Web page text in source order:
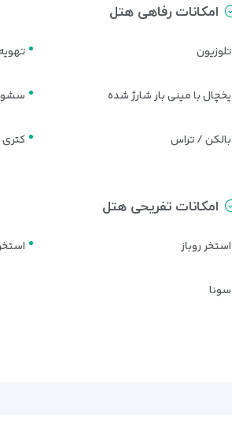
– ورود از ساعت ۱۴ تحویل اتاق تا ساعت ۱۲ ظهر
– تخت اضافی** با هزینه جداگانه ارائه می‌شود.
اگر به دنبال هتلی مدرن، با خدمات عالی و قیمت
امکانات رفاهی هتل
تلوزیون
یخچال با مینی بار شارژ شده
بالکن / تراس
امکانات تفریحی هتل
استخر روباز
سونا